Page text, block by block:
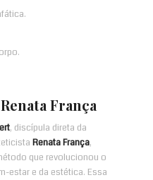
França
, discípula direta da
Renata França,
que revolucionou o
estar e da estética. Essa